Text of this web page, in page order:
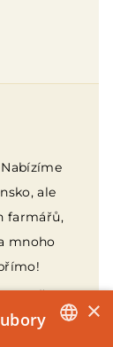
ale
farmářů,
mnoho
Pod
v
×